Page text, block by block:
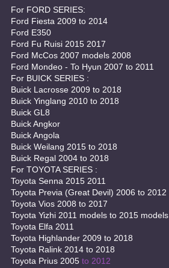
For FORD SERIES:
Ford Fiesta 2009 to 2014
Ford E350
Ford Fu Ruisi 2015 2017
Ford McCos 2007 models 2008
Ford Mondeo - To Hyun 2007 to 2011
For BUICK SERIES :
Buick Lacrosse 2009 to 2018
Buick Yinglang 2010 to 2018
Buick GL8
Buick Angkor
Buick Angola
Buick Weilang 2015 to 2018
Buick Regal 2004 to 2018
For TOYOTA SERIES :
Toyota Senna 2015 2011
Toyota Previa (Great Devil) 2006 to 2012
Toyota Vios 2008 to 2017
Toyota Yizhi 2011 models to 2015 models
Toyota Elfa 2011
Toyota Highlander 2009 to 2018
Toyota Ralink 2014 to 2018
Toyota Prius 2005 to 2012